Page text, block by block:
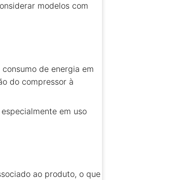
modelos com
de energia em
do compressor à
em uso
ao produto, o que